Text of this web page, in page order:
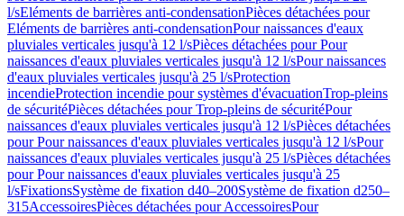
l/sEléments de barrières anti-condensationPièces détachées pour
Eléments de barrières anti-condensationPour naissances d'eaux
pluviales verticales jusqu'à 12 l/sPièces détachées pour Pour
naissances d'eaux pluviales verticales jusqu'à 12 l/sPour naissances
d'eaux pluviales verticales jusqu'à 25 l/sProtection
incendieProtection incendie pour systèmes d'évacuationTrop-pleins
de sécuritéPièces détachées pour Trop-pleins de sécuritéPour
naissances d'eaux pluviales verticales jusqu'à 12 l/sPièces détachées
pour Pour naissances d'eaux pluviales verticales jusqu'à 12 l/sPour
naissances d'eaux pluviales verticales jusqu'à 25 l/sPièces détachées
pour Pour naissances d'eaux pluviales verticales jusqu'à 25
l/sFixationsSystème de fixation d40–200Système de fixation d250–
315AccessoiresPièces détachées pour AccessoiresPour